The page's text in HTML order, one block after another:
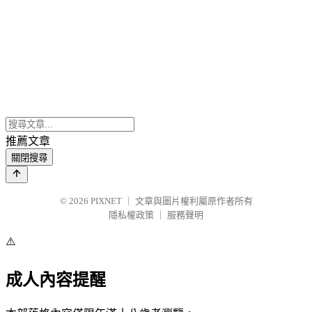
推薦文章
關閉搜尋
© 2026 PIXNET
文章與圖片權利屬原作者所有
隱私權政策
服務聲明
⚠️
成人內容提醒